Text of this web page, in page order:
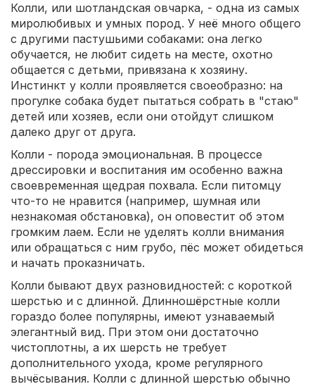
Колли, или шотландская овчарка, - одна из самых
миролюбивых и умных пород. У неё много общего
с другими пастушьими собаками: она легко
обучается, не любит сидеть на месте, охотно
общается с детьми, привязана к хозяину.
Инстинкт у колли проявляется своеобразно: на
прогулке собака будет пытаться собрать в "стаю"
детей или хозяев, если они отойдут слишком
далеко друг от друга.
Колли - порода эмоциональная. В процессе
дрессировки и воспитания им особенно важна
своевременная щедрая похвала. Если питомцу
что-то не нравится (например, шумная или
незнакомая обстановка), он оповестит об этом
громким лаем. Если не уделять колли внимания
или обращаться с ним грубо, пёс может обидеться
и начать проказничать.
Колли бывают двух разновидностей: с короткой
шерстью и с длинной. Длинношёрстные колли
гораздо более популярны, имеют узнаваемый
элегантный вид. При этом они достаточно
чистоплотны, а их шерсть не требует
дополнительного ухода, кроме регулярного
вычёсывания. Колли с длинной шерстью обычно